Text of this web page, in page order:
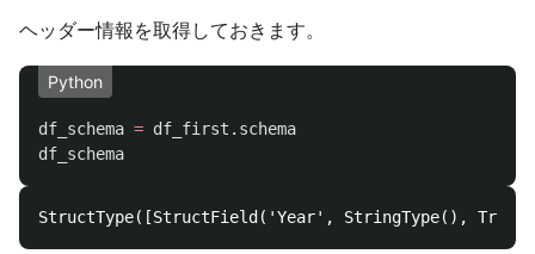
ヘッダー情報を取得しておきます。
Python
df_schema = df_first . schema
df_schema